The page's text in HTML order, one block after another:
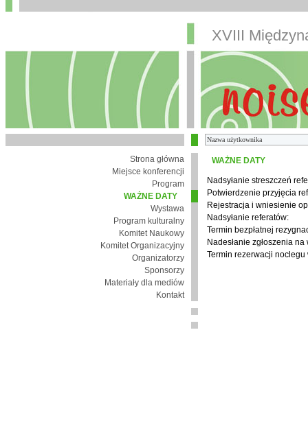
XVIII
Strona główna
Miejsce konferencji
Program
WAŻNE DATY
Wystawa
Program kulturalny
Komitet Naukowy
Komitet Organizacyjny
Organizatorzy
Sponsorzy
Materiały dla mediów
Kontakt
WAŻNE DATY
Nadsyłanie streszczeń
Potwierdzenie przyjęcia
Rejestracja i wniesienie
Nadsyłanie referatów:
Termin bezpłatnej
Nadesłanie zgłoszenia na
Termin rezerwacji